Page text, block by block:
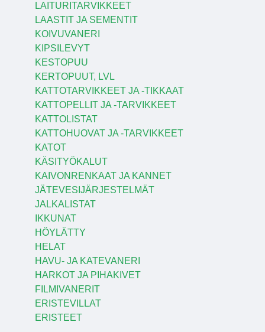
LAITURITARVIKKEET
LAASTIT JA SEMENTIT
KOIVUVANERI
KIPSILEVYT
KESTOPUU
KERTOPUUT, LVL
KATTOTARVIKKEET JA -TIKKAAT
KATTOPELLIT JA -TARVIKKEET
KATTOLISTAT
KATTOHUOVAT JA -TARVIKKEET
KATOT
KÄSITYÖKALUT
KAIVONRENKAAT JA KANNET
JÄTEVESIJÄRJESTELMÄT
JALKALISTAT
IKKUNAT
HÖYLÄTTY
HELAT
HAVU- JA KATEVANERI
HARKOT JA PIHAKIVET
FILMIVANERIT
ERISTEVILLAT
ERISTEET